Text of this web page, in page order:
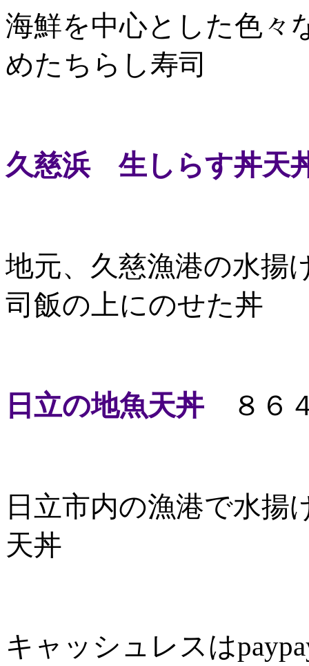
海鮮を中心とした色々
めたちらし寿司
久慈浜 生しらす丼天
地元、久慈漁港の水揚
司飯の上にのせた丼
日立の地魚天丼 ８６
日立市内の漁港で水揚
天丼
キャッシュレスは